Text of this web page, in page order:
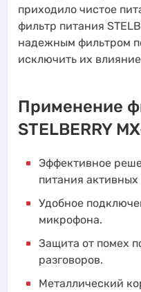
приходило чистое
фильтр питания
надежным фильтром
исключить их
Применение
STELBERRY
Эффективное
питания
Удобное
микрофона.
Защита от помех
разговоров.
Металлический